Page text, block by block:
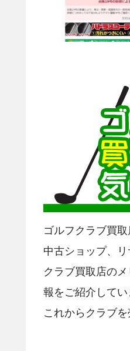
ゴルフクラブ買取
中古ショップ、
クラブ買取店の
報をご紹介してい
これからクラブ